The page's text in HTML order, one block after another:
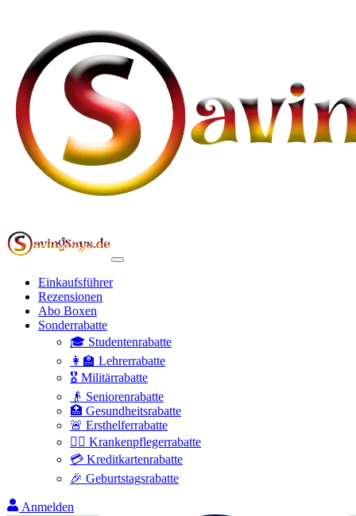
Einkaufsführer
Rezensionen
Abo Boxen
Sonderrabatte
🎓 Studentenrabatte
👩‍🏫 Lehrerrabatte
🎖️ Militärrabatte
👴 Seniorenrabatte
🏥 Gesundheitsrabatte
🚨 Ersthelferrabatte
👩‍⚕️ Krankenpflegerrabatte
💳 Kreditkartenrabatte
🎉 Geburtstagsrabatte
Anmelden